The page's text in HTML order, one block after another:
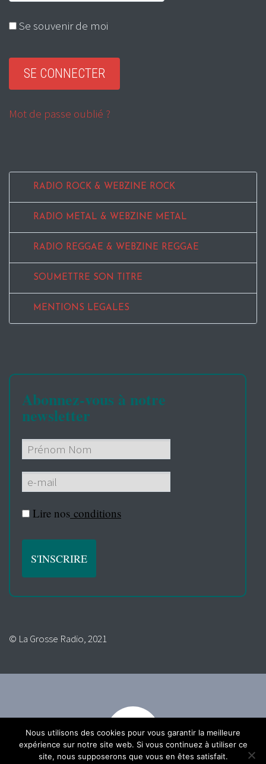
Se souvenir de moi
Mot de passe oublié ?
RADIO ROCK & WEBZINE ROCK
RADIO METAL & WEBZINE METAL
RADIO REGGAE & WEBZINE REGGAE
SOUMETTRE SON TITRE
MENTIONS LEGALES
Abonnez-vous à notre
newsletter
Lire nos conditions
© La Grosse Radio, 2021
Nous utilisons des cookies pour vous garantir la meilleure
expérience sur notre site web. Si vous continuez à utiliser ce
site, nous supposerons que vous en êtes satisfait.